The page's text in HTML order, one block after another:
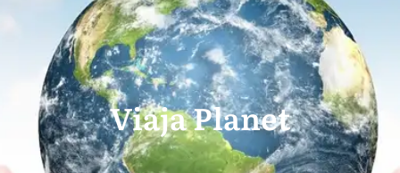
Viaja Planet